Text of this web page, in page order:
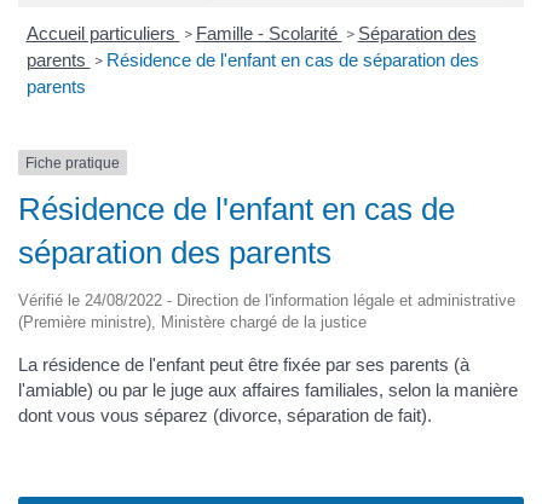
Accueil particuliers > Famille - Scolarité > Séparation des
parents > Résidence de l'enfant en cas de séparation des
parents
Fiche pratique
Résidence de l'enfant en cas de
séparation des parents
Vérifié le 24/08/2022 - Direction de l'information légale et administrative
(Première ministre), Ministère chargé de la justice
La résidence de l'enfant peut être fixée par ses parents (à
l'amiable) ou par le juge aux affaires familiales, selon la manière
dont vous vous séparez (divorce, séparation de fait).